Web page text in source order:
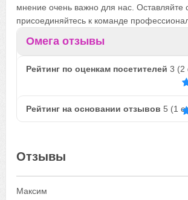
мнение очень важно для нас. Оставляйте
присоединяйтесь к команде
Омега отзывы
Рейтинг по оценкам посетителей 3 (2
Рейтинг на основании отзывов 5 (1
Отзывы
Максим